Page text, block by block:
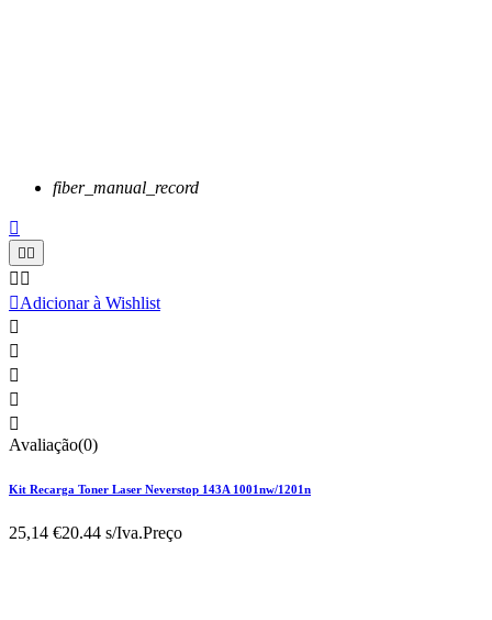
fiber_manual_record

 
 
Adicionar à Wishlist





Avaliação(0)
Kit Recarga Toner Laser Neverstop 143A 1001nw/1201n
25,14 €20.44 s/Iva.Preço